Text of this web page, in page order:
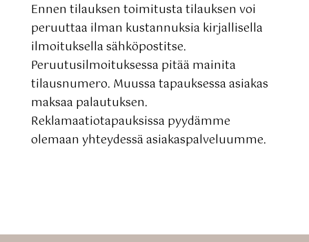
Ennen tilauksen toimitusta tilauksen voi
peruuttaa ilman kustannuksia kirjallisella
ilmoituksella sähköpostitse.
Peruutusilmoituksessa pitää mainita
tilausnumero. Muussa tapauksessa asiakas
maksaa palautuksen.
Reklamaatiotapauksissa pyydämme
olemaan yhteydessä asiakaspalveluumme.